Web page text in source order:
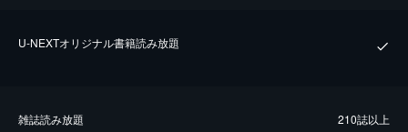
U-NEXTオリジナル書籍読み放題
雑誌読み放題 210誌以上